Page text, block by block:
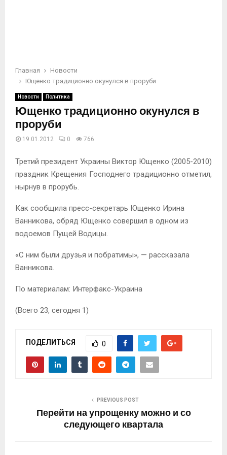
Главная
Новости
Ющенко традиционно окунулся в проруби
Новости Политика
Ющенко традиционно окунулся в
проруби
19.01.2012 0 766
Третий президент Украины Виктор Ющенко (2005-2010)
праздник Крещения Господнего традиционно отметил,
нырнув в прорубь.
Как сообщила пресс-секретарь Ющенко Ирина
Ванникова, обряд Ющенко совершил в одном из
водоемов Пущей Водицы.
«С ним были друзья и побратимы», — рассказала
Ванникова.
По материалам: Интерфакс-Украина
(Всего 23, сегодня 1)
ПОДЕЛИТЬСЯ 0
PREVIOUS POST
Перейти на упрощенку можно и со
следующего квартала